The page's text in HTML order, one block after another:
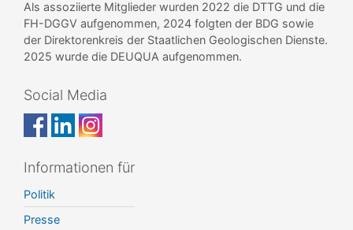
Als assoziierte Mitglieder wurden 2022 die DTTG und die
FH-DGGV aufgenommen, 2024 folgten der BDG sowie
der Direktorenkreis der Staatlichen Geologischen Dienste.
2025 wurde die DEUQUA aufgenommen.
Social Media
Informationen für
Politik
Presse